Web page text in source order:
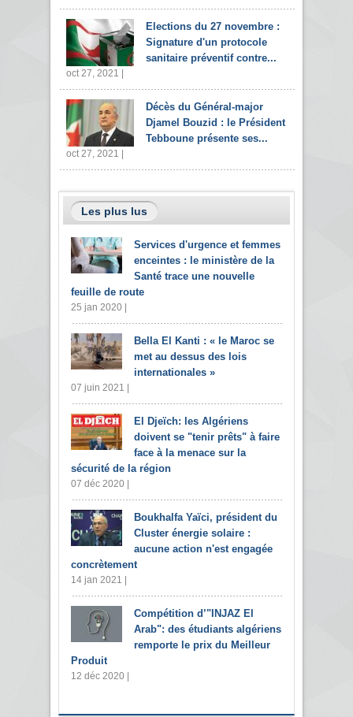
Elections du 27 novembre :
Signature d'un protocole
sanitaire préventif contre...
oct 27, 2021 |
Décès du Général-major
Djamel Bouzid : le Président
Tebboune présente ses...
oct 27, 2021 |
Les plus lus
Services d'urgence et femmes
enceintes : le ministère de la
Santé trace une nouvelle
feuille de route
25 jan 2020 |
Bella El Kanti : « le Maroc se
met au dessus des lois
internationales »
07 juin 2021 |
El Djeïch: les Algériens
doivent se "tenir prêts" à faire
face à la menace sur la
sécurité de la région
07 déc 2020 |
Boukhalfa Yaïci, président du
Cluster énergie solaire :
aucune action n'est engagée
concrètement
14 jan 2021 |
Compétition d’"INJAZ El
Arab": des étudiants algériens
remporte le prix du Meilleur
Produit
12 déc 2020 |